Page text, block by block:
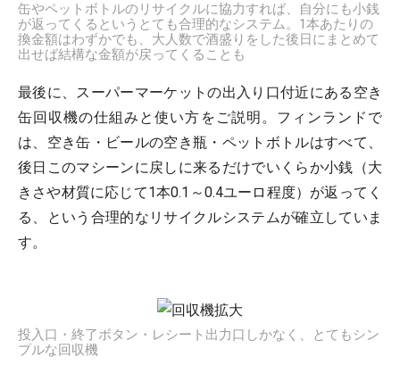
缶やペットボトルのリサイクルに協力すれば、自分にも小銭
が返ってくるというとても合理的なシステム。1本あたりの
換金額はわずかでも、大人数で酒盛りをした後日にまとめて
出せば結構な金額が戻ってくることも
最後に、スーパーマーケットの出入り口付近にある空き
缶回収機の仕組みと使い方をご説明。フィンランドで
は、空き缶・ビールの空き瓶・ペットボトルはすべて、
後日このマシーンに戻しに来るだけでいくらか小銭（大
きさや材質に応じて1本0.1～0.4ユーロ程度）が返ってく
る、という合理的なリサイクルシステムが確立していま
す。
投入口・終了ボタン・レシート出力口しかなく、とてもシン
プルな回収機